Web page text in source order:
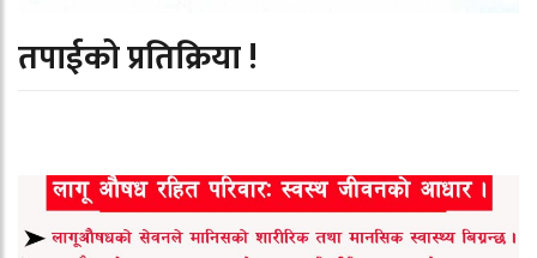
तपाईको प्रतिक्रिया !